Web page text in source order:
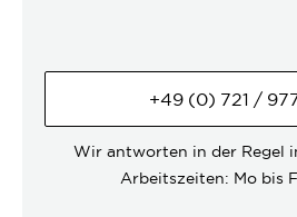
+49 (0) 721 /
Wir antworten in der Regel
Arbeitszeiten: Mo bis